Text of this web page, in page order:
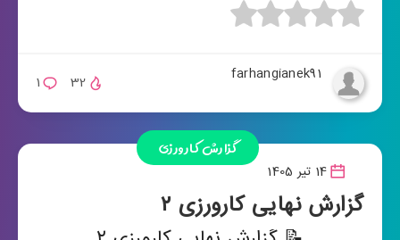
farhangianek91
1 32
گزارش کارورزی
14 تیر 1405
گزارش نهایی کارورزی ۲